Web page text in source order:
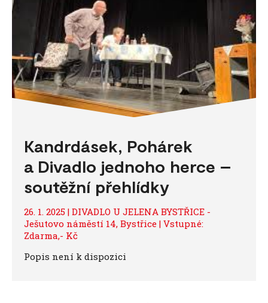
Kandrdásek, Pohárek
a Divadlo jednoho herce –
soutěžní přehlídky
26. 1. 2025 | DIVADLO U JELENA BYSTŘICE -
Ješutovo náměstí 14, Bystřice | Vstupné:
Zdarma,- Kč
Popis není k dispozici